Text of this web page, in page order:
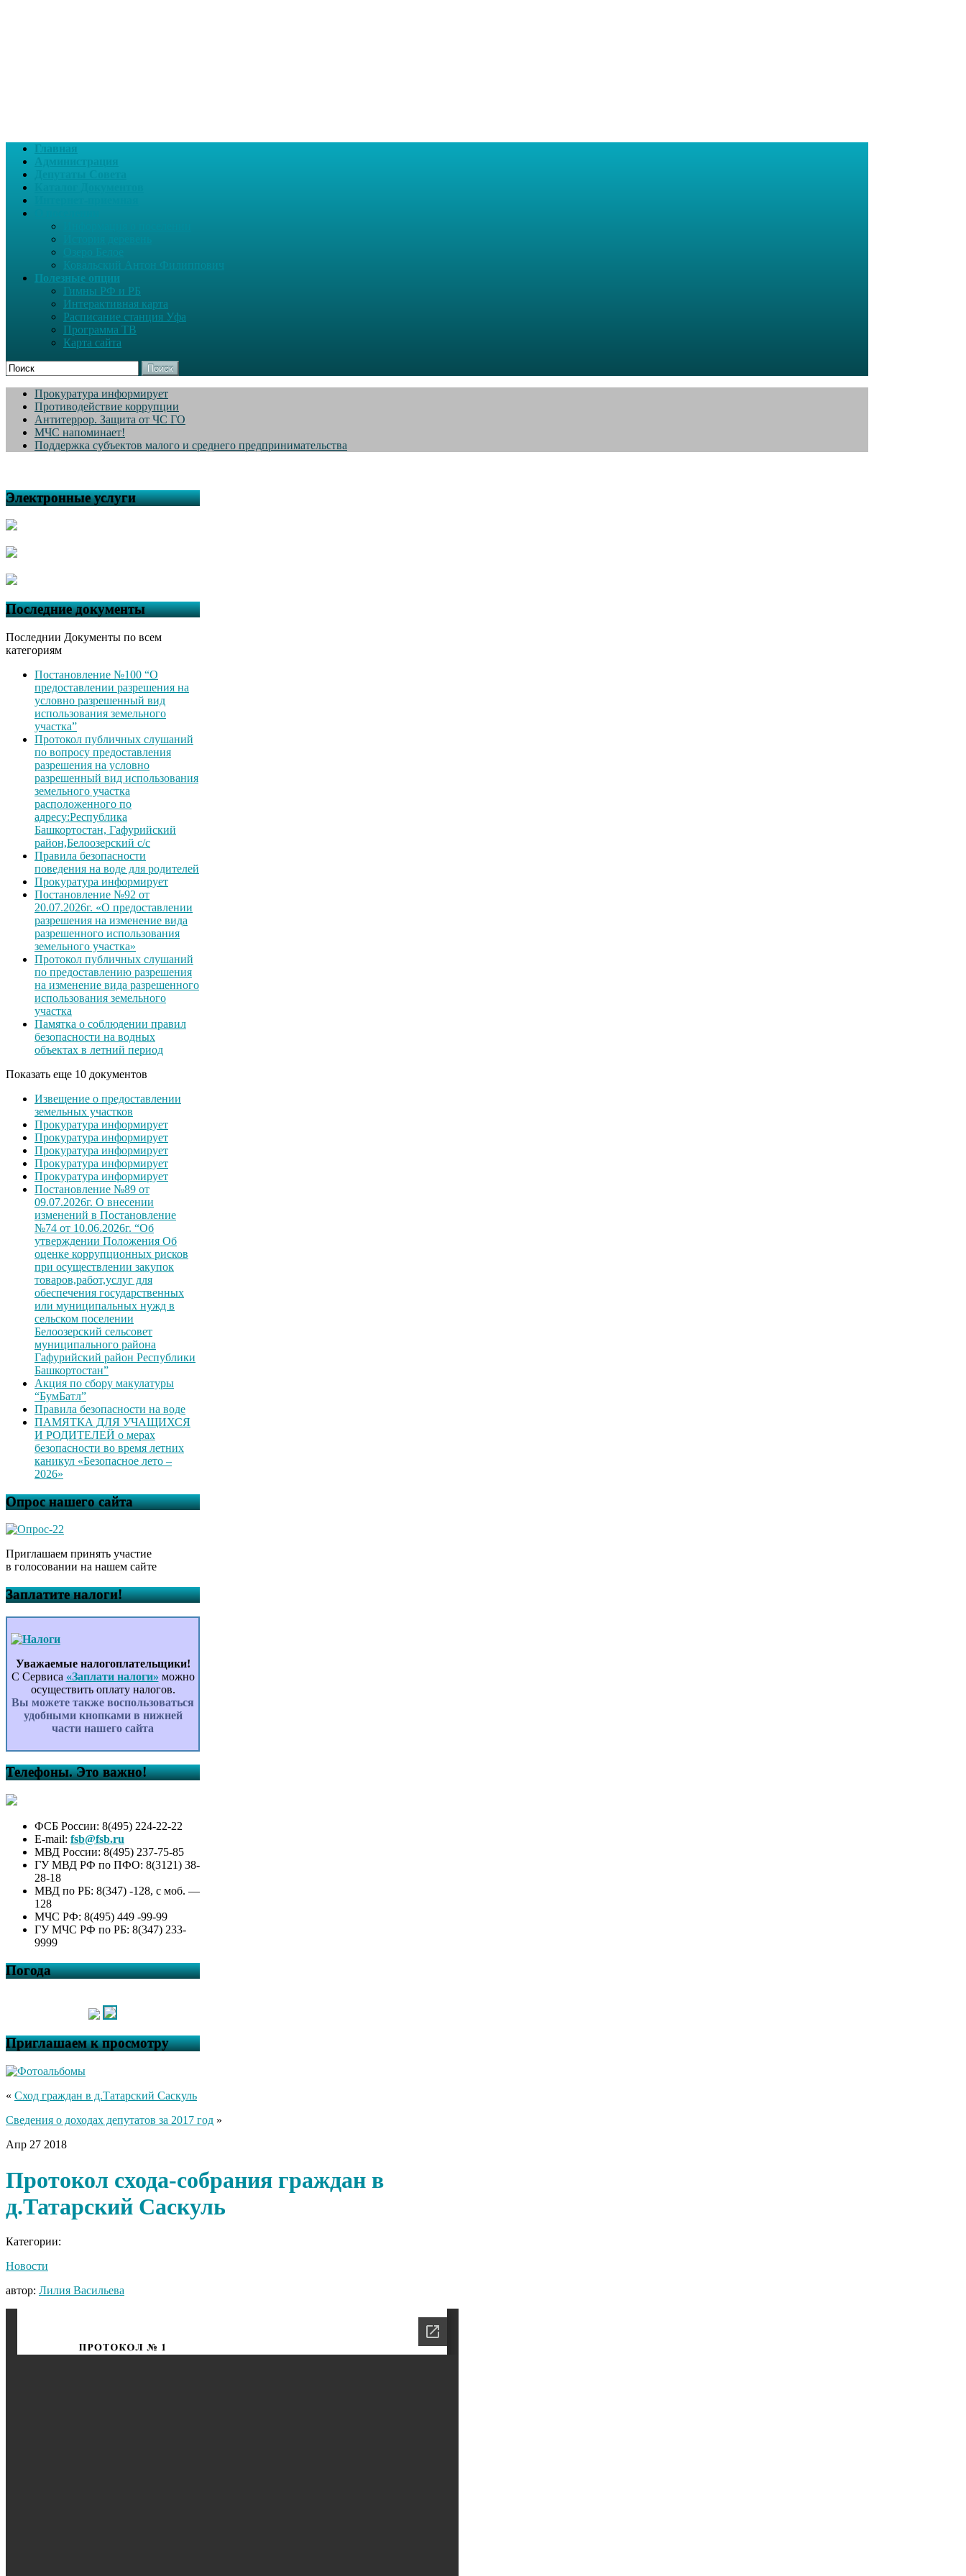
Главная
Администрация
Ковальский Антон Филиппович
Полезные опции
Гимны РФ и РБ
Интерактивная карта
Расписание станция Уфа
Программа ТВ
Карта сайта
Поиск
Прокуратура информирует
Противодействие коррупции
Антитеррор. Защита от ЧС ГО
МЧС напоминает!
Поддержка субъектов малого и среднего предпринимательства
Электронные услуги
Последние документы
Последнии Документы по всем
категориям
Постановление №100 “О
предоставлении разрешения на
условно разрешенный вид
использования земельного
участка”
Протокол публичных слушаний
по вопросу предоставления
разрешения на условно
разрешенный вид использования
земельного участка
расположенного по
адресу:Республика
Башкортостан, Гафурийский
район,Белоозерский с/с
Правила безопасности
поведения на воде для родителей
Прокуратура информирует
Постановление №92 от
20.07.2026г. «О предоставлении
разрешения на изменение вида
разрешенного использования
земельного участка»
Протокол публичных слушаний
по предоставлению разрешения
на изменение вида разрешенного
использования земельного
участка
Памятка о соблюдении правил
безопасности на водных
объектах в летний период
Показать еще 10 документов
Извещение о предоставлении
земельных участков
Прокуратура информирует
Прокуратура информирует
Прокуратура информирует
Прокуратура информирует
Прокуратура информирует
Постановление №89 от
09.07.2026г. О внесении
изменений в Постановление
№74 от 10.06.2026г. “Об
утверждении Положения Об
оценке коррупционных рисков
при осуществлении закупок
товаров,работ,услуг для
обеспечения государственных
или муниципальных нужд в
сельском поселении
Белоозерский сельсовет
муниципального района
Гафурийский район Республики
Башкортостан”
Акция по сбору макулатуры
“БумБатл”
Правила безопасности на воде
ПАМЯТКА ДЛЯ УЧАЩИХСЯ
И РОДИТЕЛЕЙ о мерах
безопасности во время летних
каникул «Безопасное лето –
2026»
Опрос нашего сайта
Приглашаем принять участие
в голосовании на нашем сайте
Заплатите налоги!
Уважаемые налогоплательщики!
С Сервиса «Заплати налоги» можно
осуществить оплату налогов.
Вы можете также воспользоваться
удобными кнопками в нижней
части нашего сайта
Телефоны. Это важно!
ФСБ России: 8(495) 224-22-22
E-mail: fsb@fsb.ru
МВД России: 8(495) 237-75-85
ГУ МВД РФ по ПФО: 8(3121) 38-
28-18
МВД по РБ: 8(347) -128, с моб. —
128
МЧС РФ: 8(495) 449 -99-99
ГУ МЧС РФ по РБ: 8(347) 233-
9999
Погода
Приглашаем к просмотру
« Сход граждан в д.Татарский Саскуль
Сведения о доходах депутатов за 2017 год »
Апр 27 2018
Протокол схода-собрания граждан в
д.Татарский Саскуль
Категории:
Новости
автор: Лилия Васильева